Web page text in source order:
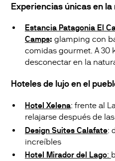
Experiencias únicas en
Estancia Patagonia El
Camps: glamping con
comidas gourmet. A 30
desconectar en la
Hoteles de lujo en el
Hotel Xelena: frente al
relajarse después de
Design Suites Calafate:
increíbles
Hotel Mirador del Lago: